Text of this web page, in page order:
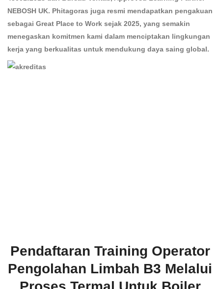
NEBOSH UK. Phitagoras juga resmi mendapatkan pengakuan
sebagai Great Place to Work sejak 2025, yang semakin
menegaskan komitmen kami dalam menciptakan lingkungan
kerja yang berkualitas untuk mendukung daya saing global.
Pendaftaran Training Operator
Pengolahan Limbah B3 Melalui